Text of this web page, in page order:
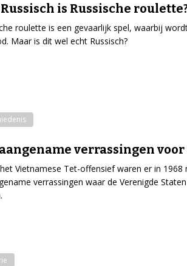
is Russische
roulette is een gevaarlijk spel, waarbij
Maar is dit wel echt Russisch?
verrassingen
Vietnamese Tet-offensief waren er in 1968
verrassingen waar de Verenigde